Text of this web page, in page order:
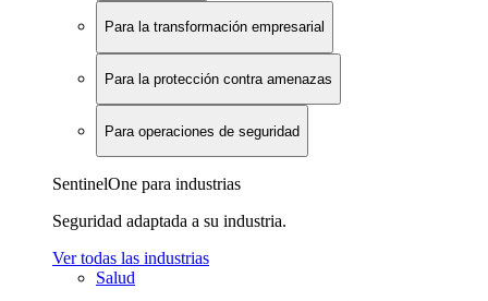
Para la transformación empresarial
Para la protección contra amenazas
Para operaciones de seguridad
SentinelOne para industrias
Seguridad adaptada a su industria.
Ver todas las industrias
Salud